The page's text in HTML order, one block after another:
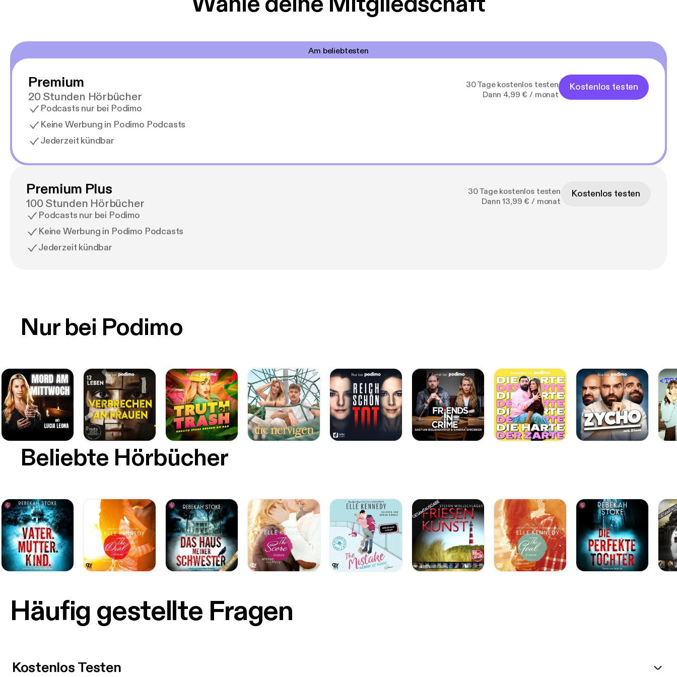
Am beliebtesten
Premium
20 Stunden Hörbücher
Podcasts nur bei Podimo
Keine Werbung in Podimo Podcasts
Jederzeit kündbar
30 Tage kostenlos testen
Dann 4,99 € / monat
Kostenlos testen
Premium Plus
100 Stunden Hörbücher
Podcasts nur bei Podimo
Keine Werbung in Podimo Podcasts
Jederzeit kündbar
30 Tage kostenlos testen
Dann 13,99 € / monat
Kostenlos testen
Nur bei Podimo
Beliebte Hörbücher
Häufig gestellte Fragen
Kostenlos Testen